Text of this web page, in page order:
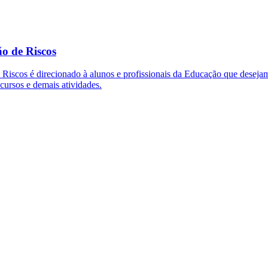
de Riscos
é direcionado à alunos e profissionais da Educação que
e demais atividades.